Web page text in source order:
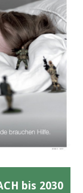
bis 2030